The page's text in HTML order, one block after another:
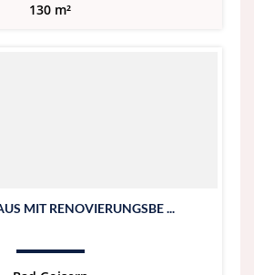
130 m²
MIT RENOVIERUNGSBE ...